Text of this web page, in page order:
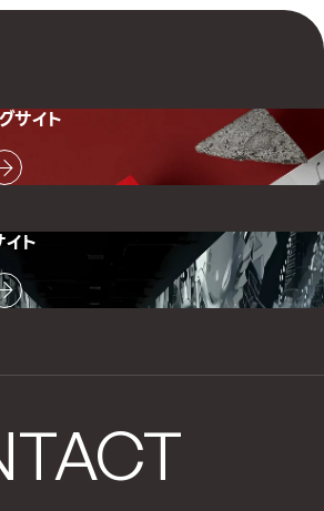
サイト
ト